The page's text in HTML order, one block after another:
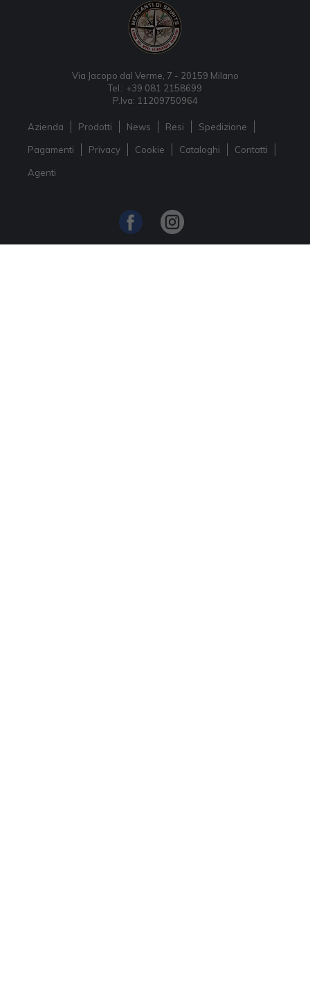
Via Jacopo dal Verme, 7 - 20159 Milano
Tel.: +39 081 2158699
P.Iva: 11209750964
Azienda Prodotti News Resi Spedizione
Pagamenti Privacy Cookie Cataloghi Contatti
Agenti